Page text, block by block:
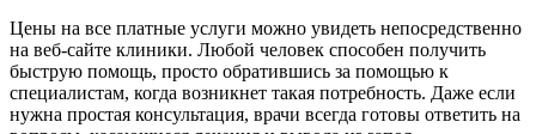
Цены на все платные услуги можно увидеть непосредственно
на веб-сайте клиники. Любой человек способен получить
быструю помощь, просто обратившись за помощью к
специалистам, когда возникнет такая потребность. Даже если
нужна простая консультация, врачи всегда готовы ответить на